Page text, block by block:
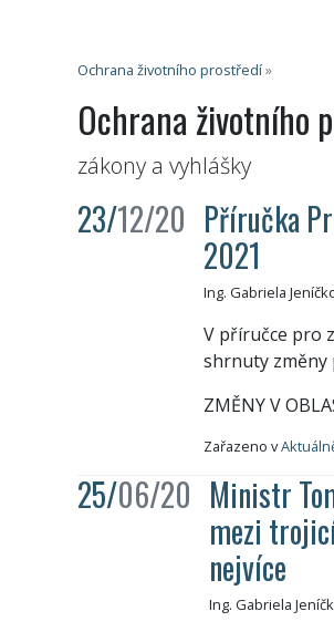
Ochrana životního prostředí»
Ochrana životního
zákony a vyhlášky
23/12/20 Příručka
2021
Ing. Gabriela
V příručce pro
shrnuty změny
ZMĚNY V
Zařazeno v
25/06/20 Ministr
mezi
nejvíce
Ing. Gabriela